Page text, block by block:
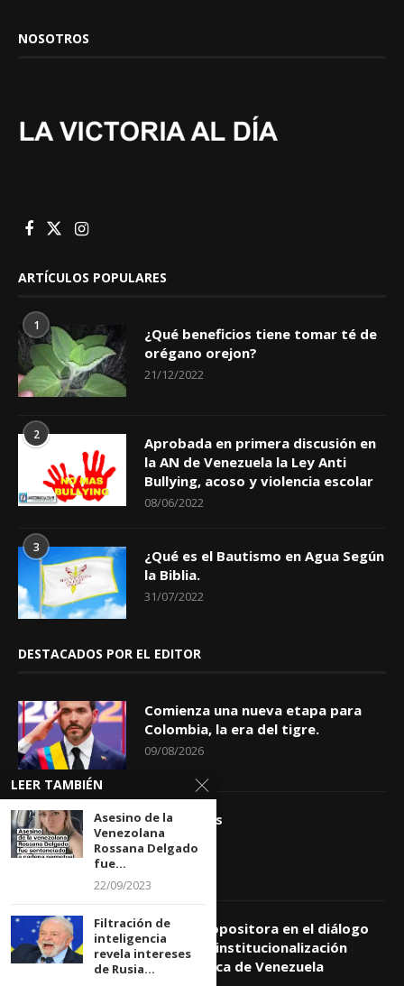
NOSOTROS
ARTÍCULOS POPULARES
1
¿Qué beneficios tiene tomar té de
orégano orejon?
21/12/2022
2
Aprobada en primera discusión en
la AN de Venezuela la Ley Anti
Bullying, acoso y violencia escolar
08/06/2022
3
¿Qué es el Bautismo en Agua Según
la Biblia.
31/07/2022
DESTACADOS POR EL EDITOR
Comienza una nueva etapa para
Colombia, la era del tigre.
09/08/2026
Apóstrofes
09/08/2026
Comisión opositora en el diálogo
prioriza reinstitucionalización
democrática de Venezuela
LEER TAMBIÉN
Asesino de la
Venezolana
Rossana Delgado
fue...
22/09/2023
Filtración de
inteligencia
revela intereses
de Rusia...